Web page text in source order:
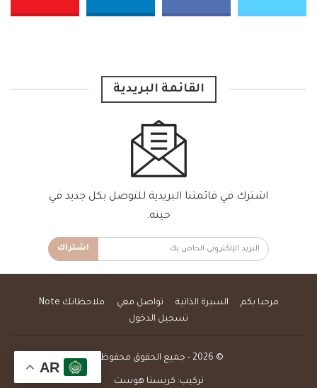
القائمة البريدية
اشترك في قائمتنا البريدية للتوصل بكل جديد في
حينه.
اشتراك
مرحبا بكم السيرة الذاتية تواصل معي
ملاحظاتك Note
تسجيل الدخول
© 2026 - جميع الحقوق محفوظة.
تركيب: كريستا هوست
AR